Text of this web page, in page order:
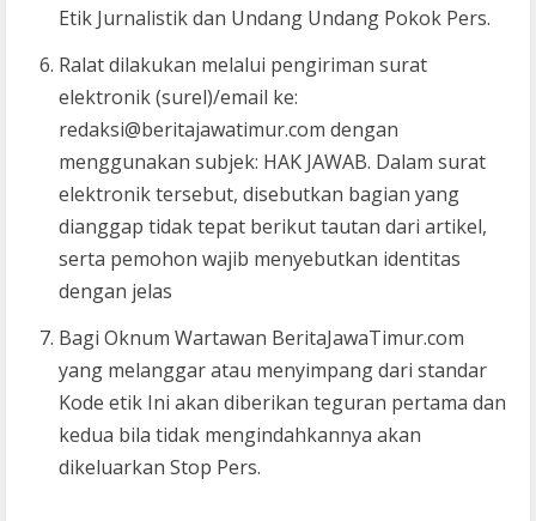
Etik Jurnalistik dan Undang Undang Pokok Pers.
Ralat dilakukan melalui pengiriman surat
elektronik (surel)/email ke:
redaksi@beritajawatimur.com dengan
menggunakan subjek: HAK JAWAB. Dalam surat
elektronik tersebut, disebutkan bagian yang
dianggap tidak tepat berikut tautan dari artikel,
serta pemohon wajib menyebutkan identitas
dengan jelas
Bagi Oknum Wartawan BeritaJawaTimur.com
yang melanggar atau menyimpang dari standar
Kode etik Ini akan diberikan teguran pertama dan
kedua bila tidak mengindahkannya akan
dikeluarkan Stop Pers.